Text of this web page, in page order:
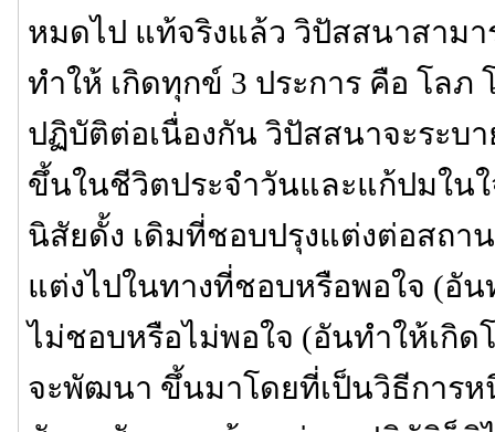
หมดไป แท้จริงแล้ว วิปัสสนาสาม
ทำให้ เกิดทุกข์ 3 ประการ คือ โลภ
ปฏิบัติต่อเนื่องกัน วิปัสสนาจะระบ
ขึ้นในชีวิตประจำวันและแก้ปมในใ
นิสัยดั้ง เดิมที่ชอบปรุงแต่งต่อสถา
แต่งไปในทางที่ชอบหรือพอใจ (อัน
ไม่ชอบหรือไม่พอใจ (อันทำให้เกิ
จะพัฒนา ขึ้นมาโดยที่เป็นวิธีการห